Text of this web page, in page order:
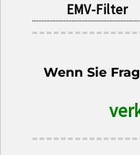
EMV-Filter
Wenn Sie